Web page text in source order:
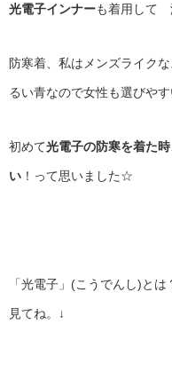
光電子インナーも着用して
防寒着、私はメンズライク
るい青なので女性も選びや
初めて光電子の防寒を着た時
い ！って思いました☆
「光電子」(こうでんし)と
見てね。↓